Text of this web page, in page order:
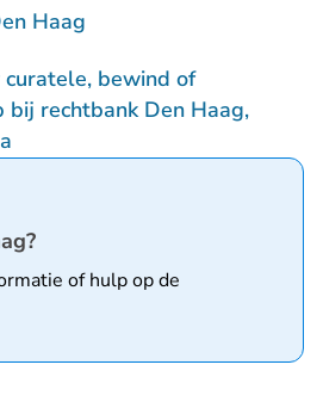
Haag
curatele, bewind of
bij rechtbank Den Haag,
of hulp op de